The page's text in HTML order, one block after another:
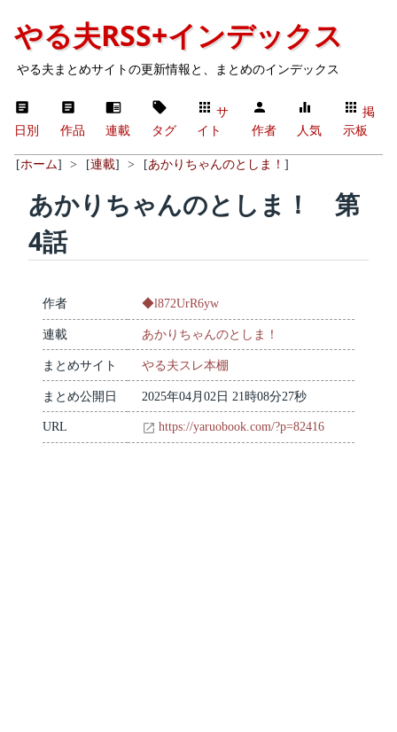
やる夫RSS+インデックス
やる夫まとめサイトの更新情報と、まとめのインデックス
日別 作品 連載 タグ
サ
イト
作者 人気
掲
示板
[ホーム] > [連載] > [あかりちゃんのとしま！ ]
あかりちゃんのとしま！ 第
4話
作者 ◆l872UrR6yw
連載 あかりちゃんのとしま！
まとめサイト やる夫スレ本棚
まとめ公開日 2025年04月02日 21時08分27秒
URL https://yaruobook.com/?p=82416